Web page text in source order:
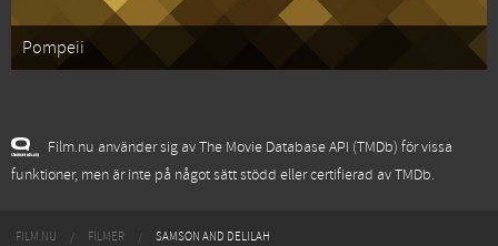
Pompeii
Film.nu använder sig av The Movie Database API (TMDb) för vissa
funktioner, men är inte på något sätt stödd eller certifierad av TMDb.
FILM.NU FILMER SAMSON AND DELILAH